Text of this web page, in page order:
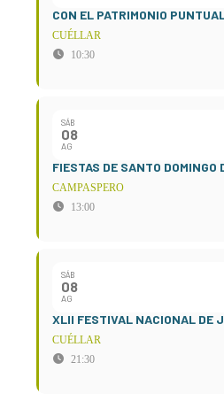
CON EL PATRIMONIO
CUÉLLAR
10:30
SÁB
08
AG
FIESTAS DE SANTO DOMINGO
CAMPASPERO
13:00
SÁB
08
AG
XLII FESTIVAL NACIONAL DE
CUÉLLAR
21:30